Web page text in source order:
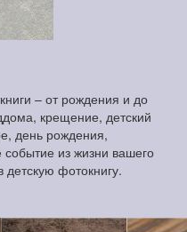
– от рождения и до
крещение, детский
день рождения,
из жизни вашего
фотокнигу.